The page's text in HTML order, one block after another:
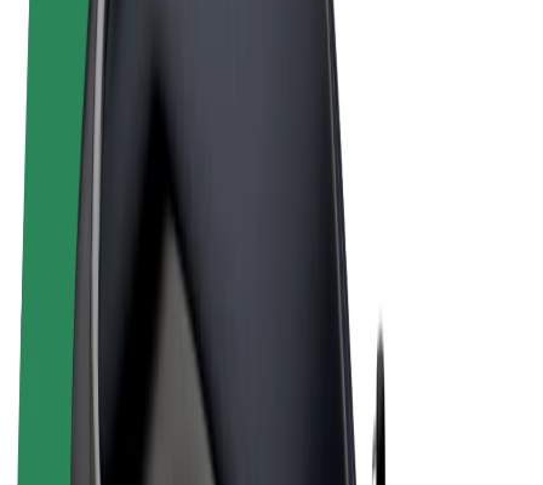
Noteikumi un nosacījumi
Privātuma politika
Sīkdatnes
© 2026 Bolt Technology OÜ
Pakalpojumi
Bolt Market
Bolt for Business